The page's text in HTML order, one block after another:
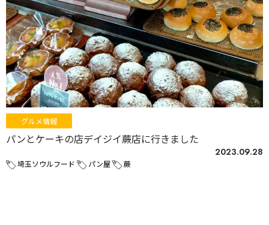
グルメ情報
パンとケーキの店デイジイ蕨店に行きました
2023.09.28
埼玉ソウルフード パン屋 蕨